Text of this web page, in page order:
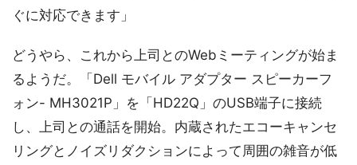
ぐに対応できます」
どうやら、これから上司とのWebミーティングが始ま
るようだ。「Dell モバイル アダプター スピーカーフ
ォン- MH3021P」を「HD22Q」のUSB端子に接続
し、上司との通話を開始。内蔵されたエコーキャンセ
リングとノイズリダクションによって周囲の雑音が低